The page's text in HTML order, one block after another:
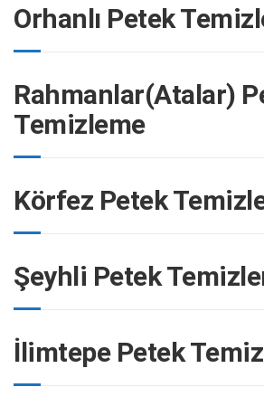
Orhanlı Petek
Rahmanlar(Atalar)
Temizleme
Körfez Petek
Şeyhli Petek
İlimtepe Petek